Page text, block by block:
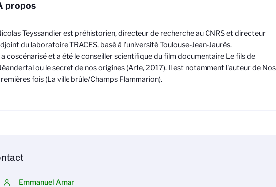
propos
Teyssandier est préhistorien, directeur de recherche au CNRS et directeur
du laboratoire TRACES, basé à l’université Toulouse-Jean-Jaurès.
a coscénarisé et a été le conseiller scientifique du film documentaire Le fils de
ou le secret de nos origines (Arte, 2017). Il est notamment l'auteur de Nos
fois (La ville brûle/Champs Flammarion).
Emmanuel Amar